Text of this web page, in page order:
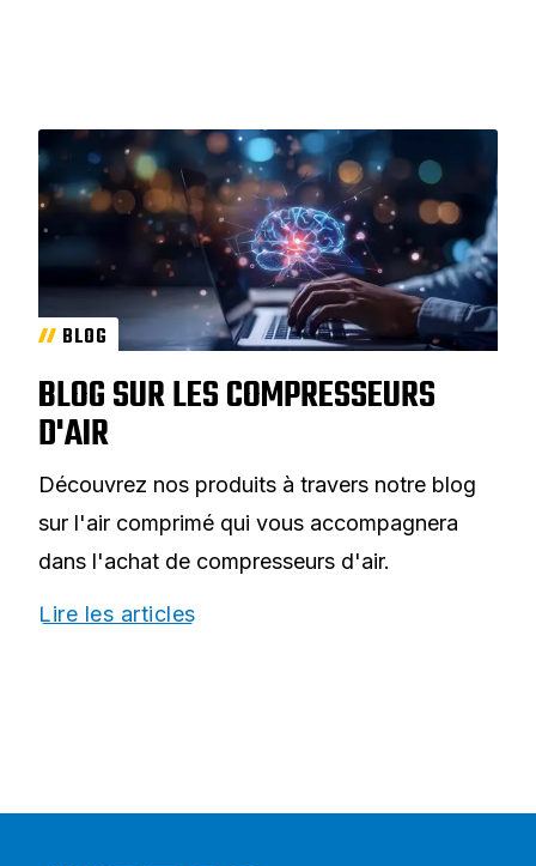
BLOG
BLOG SUR LES COMPRESSEURS
D'AIR
Découvrez nos produits à travers notre blog
sur l'air comprimé qui vous accompagnera
dans l'achat de compresseurs d'air.
Lire les articles